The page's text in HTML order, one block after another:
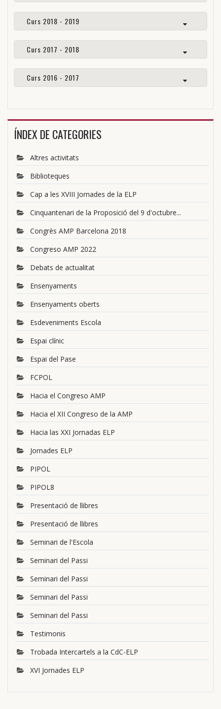
Curs 2018 - 2019
Curs 2017 - 2018
Curs 2016 - 2017
ÍNDEX DE CATEGORIES
Altres activitats
Biblioteques
Cap a les XVIII Jornades de la ELP
Cinquantenari de la Proposició del 9 d'octubre...
Congrès AMP Barcelona 2018
Congreso AMP 2022
Debats de actualitat
Ensenyaments
Ensenyaments oberts
Esdeveniments Escola
Espai clínic
Espai del Pase
FCPOL
Hacia el Congreso AMP
Hacia el XII Congreso de la AMP
Hacia las XXI Jornadas ELP
Jornades ELP
PIPOL
PIPOL8
Presentació de llibres
Presentació de llibres
Seminari de l'Escola
Seminari del Passi
Seminari del Passi
Seminari del Passi
Seminari del Passi
Testimonis
Trobada Intercartels a la CdC-ELP
XVI Jornades ELP